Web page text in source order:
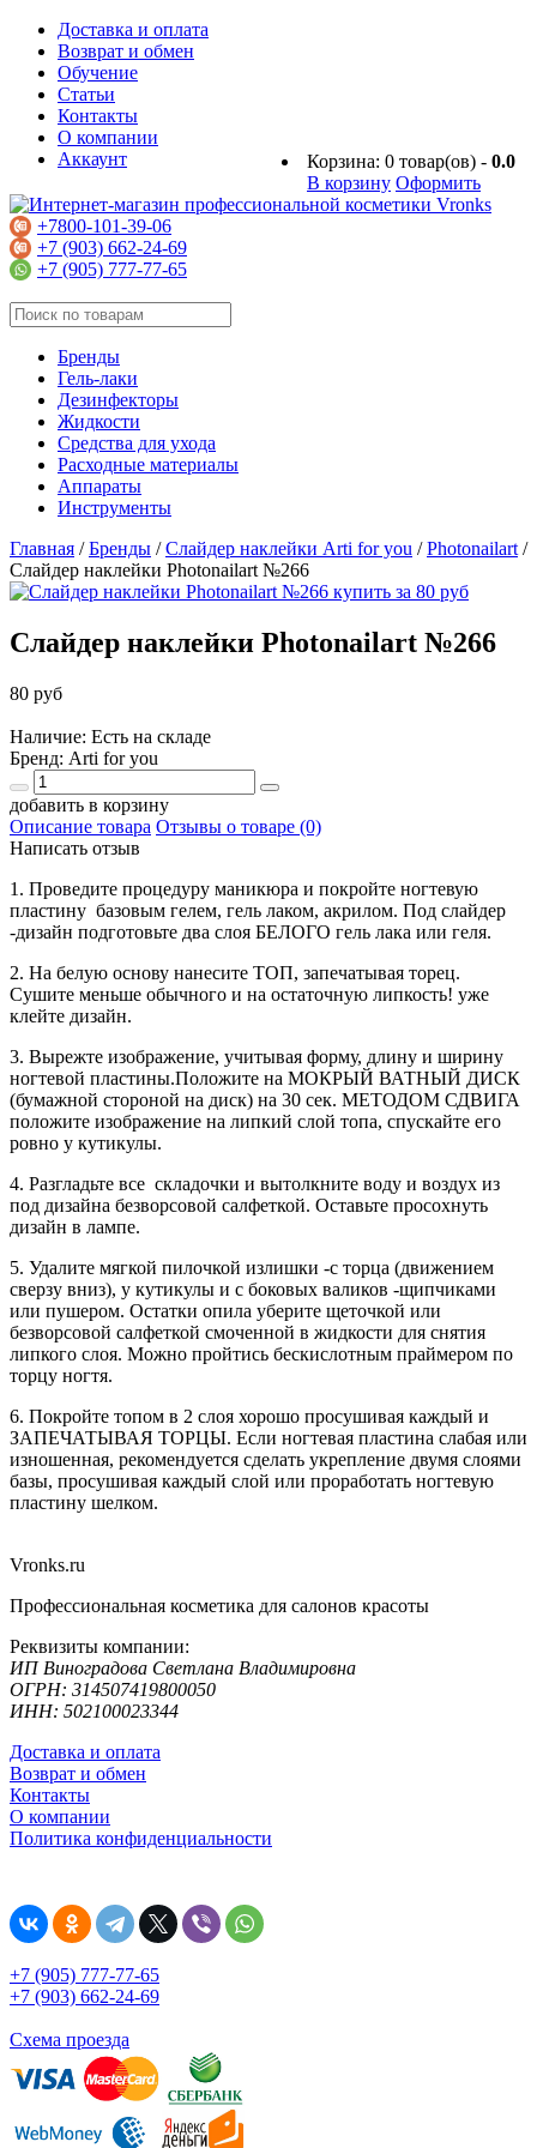
Доставка и оплата
Возврат и обмен
Обучение
Статьи
Контакты
О компании
Корзина: 0 товар(ов) - 0.0
В корзину Оформить
Аккаунт
+7800-101-39-06
+7 (903) 662-24-69
+7 (905) 777-77-65
Бренды
Гель-лаки
Дезинфекторы
Жидкости
Средства для ухода
Расходные материалы
Аппараты
Инструменты
Главная /Бренды /Слайдер наклейки Arti for you /Photonailart /
Слайдер наклейки Photonailart №266
Слайдер наклейки Photonailart №266
80 руб
Наличие: Есть на складе
Бренд: Arti for you
добавить в корзину
Описание товара Отзывы о товаре (0)
Написать отзыв
1. Проведите процедуру маникюра и покройте ногтевую
пластину базовым гелем, гель лаком, акрилом. Под слайдер
-дизайн подготовьте два слоя БЕЛОГО гель лака или геля.
2. На белую основу нанесите ТОП, запечатывая торец.
Сушите меньше обычного и на остаточную липкость! уже
клейте дизайн.
3. Вырежте изображение, учитывая форму, длину и ширину
ногтевой пластины.Положите на МОКРЫЙ ВАТНЫЙ ДИСК
(бумажной стороной на диск) на 30 сек. МЕТОДОМ СДВИГА
положите изображение на липкий слой топа, спускайте его
ровно у кутикулы.
4. Разгладьте все складочки и вытолкните воду и воздух из
под дизайна безворсовой салфеткой. Оставьте просохнуть
дизайн в лампе.
5. Удалите мягкой пилочкой излишки -с торца (движением
сверзу вниз), у кутикулы и с боковых валиков -щипчиками
или пушером. Остатки опила уберите щеточкой или
безворсовой салфеткой смоченной в жидкости для снятия
липкого слоя. Можно пройтись бескислотным праймером по
торцу ногтя.
6. Покройте топом в 2 слоя хорошо просушивая каждый и
ЗАПЕЧАТЫВАЯ ТОРЦЫ. Если ногтевая пластина слабая или
изношенная, рекомендуется сделать укрепление двумя слоями
базы, просушивая каждый слой или проработать ногтевую
пластину шелком.
Vronks.ru
Профессиональная косметика для салонов красоты
Реквизиты компании:
ИП Виноградова Светлана Владимировна
ОГРН: 314507419800050
ИНН: 502100023344
Доставка и оплата
Возврат и обмен
Контакты
О компании
Политика конфиденциальности
+7 (905) 777-77-65
+7 (903) 662-24-69
Схема проезда